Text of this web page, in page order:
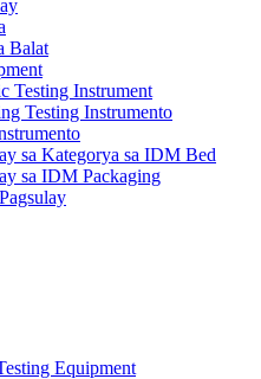
Balat
Testing Instrument
Testing Instrumento
sa Kategorya sa IDM Bed
sa IDM Packaging
Equipment